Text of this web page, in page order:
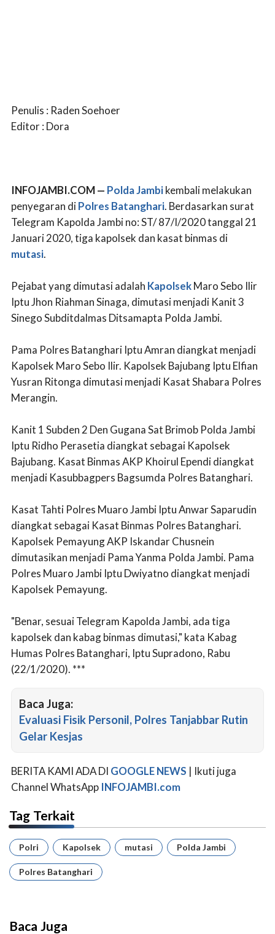
Penulis : Raden Soehoer
Editor : Dora
INFOJAMBI.COM — Polda Jambikembali melakukan
penyegaran diPolres Batanghari. Berdasarkan surat
Telegram Kapolda Jambi no: ST/ 87/I/2020 tanggal 21
Januari 2020, tiga kapolsek dan kasat binmas di
mutasi.
Pejabat yang dimutasi adalah KapolsekMaro Sebo Ilir
Iptu Jhon Riahman Sinaga, dimutasi menjadi Kanit 3
Sinego Subditdalmas Ditsamapta Polda Jambi.
Pama Polres Batanghari Iptu Amran diangkat menjadi
Kapolsek Maro Sebo Ilir. Kapolsek Bajubang Iptu Elfian
Yusran Ritonga dimutasi menjadi Kasat Shabara Polres
Merangin.
Kanit 1 Subden 2 Den Gugana Sat Brimob Polda Jambi
Iptu Ridho Perasetia diangkat sebagai Kapolsek
Bajubang. Kasat Binmas AKP Khoirul Ependi diangkat
menjadi Kasubbagpers Bagsumda Polres Batanghari.
Kasat Tahti Polres Muaro Jambi Iptu Anwar Saparudin
diangkat sebagai Kasat Binmas Polres Batanghari.
Kapolsek Pemayung AKP Iskandar Chusnein
dimutasikan menjadi Pama Yanma Polda Jambi. Pama
Polres Muaro Jambi Iptu Dwiyatno diangkat menjadi
Kapolsek Pemayung.
"Benar, sesuai Telegram Kapolda Jambi, ada tiga
kapolsek dan kabag binmas dimutasi," kata Kabag
Humas Polres Batanghari, Iptu Supradono, Rabu
(22/1/2020). ***
Baca Juga:
Evaluasi Fisik Personil, Polres Tanjabbar Rutin
Gelar Kesjas
BERITA KAMI ADA DI GOOGLE NEWS | Ikuti juga
Channel WhatsApp INFOJAMBI.com
Tag Terkait
Polri Kapolsek mutasi Polda Jambi
Polres Batanghari
Baca Juga